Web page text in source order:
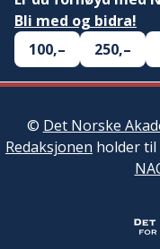
Bli med og bidra!
100,–
250,–
© Det Norske
Redaksjonen holder til